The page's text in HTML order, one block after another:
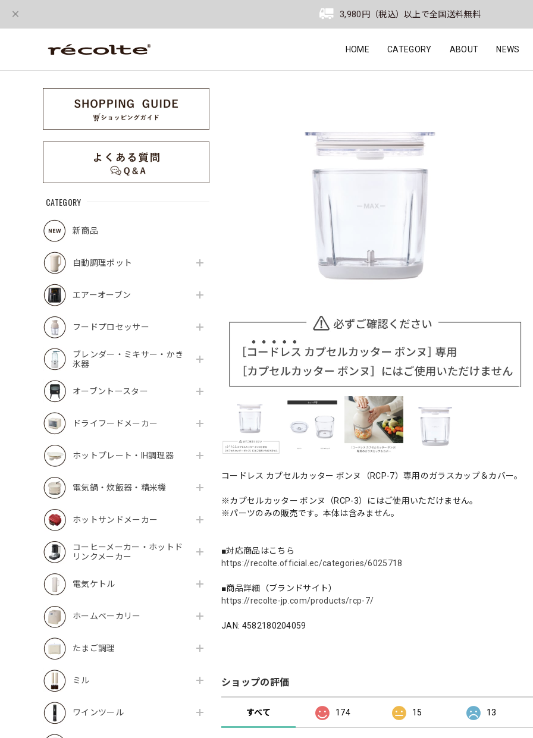
3,980円（税込）以上で全国送料無料
HOME CATEGORY ABOUT NEWS
CATEGORY
新商品
自動調理ポット
エアーオーブン
フードプロセッサー
ブレンダー・ミキサー・かき
氷器
オーブントースター
ドライフードメーカー
ホットプレート・IH調理器
電気鍋・炊飯器・精米機
ホットサンドメーカー
コーヒーメーカー・ホットド
リンクメーカー
電気ケトル
ホームベーカリー
たまご調理
ミル
ワインツール
コードレス カプセルカッター ボンヌ（RCP-7）専用のガラスカップ＆カバー。
※カプセルカッター ボンヌ（RCP-3）にはご使用いただけません。
※パーツのみの販売です。本体は含みません。
■対応商品はこちら
https://recolte.official.ec/categories/6025718
■商品詳細（ブランドサイト）
https://recolte-jp.com/products/rcp-7/
JAN: 4582180204059
ショップの評価
すべて 174 15 13